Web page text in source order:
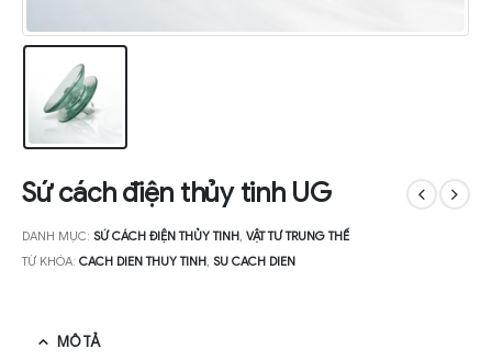
Sứ cách điện thủy tinh UG
DANH MỤC: SỨ CÁCH ĐIỆN THỦY TINH, VẬT TƯ TRUNG THẾ
TỪ KHÓA: CACH DIEN THUY TINH, SU CACH DIEN
MÔ TẢ